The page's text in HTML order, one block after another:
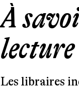
À
Les libraires